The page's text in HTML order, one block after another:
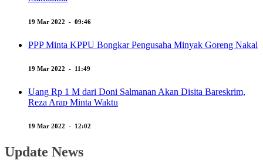
19 Mar 2022 - 09:46
PPP Minta KPPU Bongkar Pengusaha Minyak Goreng Nakal
19 Mar 2022 - 11:49
Uang Rp 1 M dari Doni Salmanan Akan Disita Bareskrim,
Reza Arap Minta Waktu
19 Mar 2022 - 12:02
Update News